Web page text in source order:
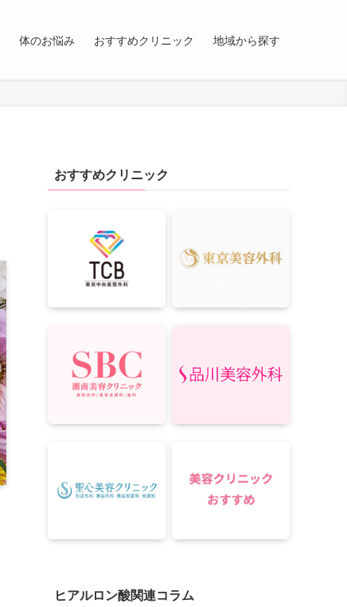
体のお悩み おすすめクリニック 地域から探す
おすすめクリニック
ヒアルロン酸関連コラム